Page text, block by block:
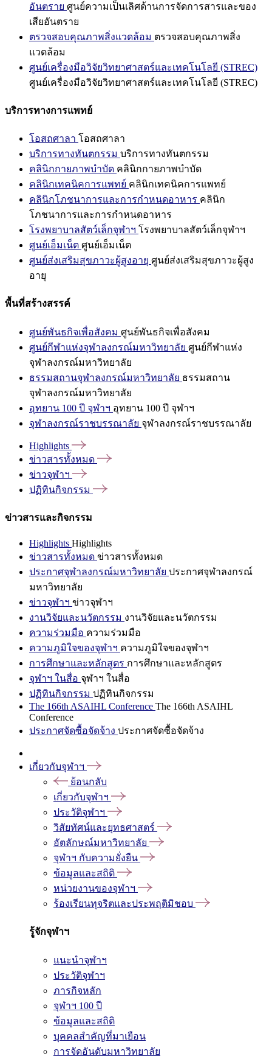
อันตราย ศูนย์ความเป็นเลิศด้านการจัดการสารและของ
เสียอันตราย
ตรวจสอบคุณภาพสิ่งแวดล้อม ตรวจสอบคุณภาพสิ่ง
แวดล้อม
ศูนย์เครื่องมือวิจัยวิทยาศาสตร์และเทคโนโลยี (STREC)
ศูนย์เครื่องมือวิจัยวิทยาศาสตร์และเทคโนโลยี (STREC)
บริการทางการแพทย์
โอสถศาลา โอสถศาลา
บริการทางทันตกรรม บริการทางทันตกรรม
คลินิกกายภาพบำบัด คลินิกกายภาพบำบัด
คลินิกเทคนิคการแพทย์ คลินิกเทคนิคการแพทย์
คลินิกโภชนาการและการกำหนดอาหาร คลินิก
โภชนาการและการกำหนดอาหาร
โรงพยาบาลสัตว์เล็กจุฬาฯ โรงพยาบาลสัตว์เล็กจุฬาฯ
ศูนย์เอ็มเน็ต ศูนย์เอ็มเน็ต
ศูนย์ส่งเสริมสุขภาวะผู้สูงอายุ ศูนย์ส่งเสริมสุขภาวะผู้สูง
อายุ
พื้นที่สร้างสรรค์
ศูนย์พันธกิจเพื่อสังคม ศูนย์พันธกิจเพื่อสังคม
ศูนย์กีฬาแห่งจุฬาลงกรณ์มหาวิทยาลัย ศูนย์กีฬาแห่ง
จุฬาลงกรณ์มหาวิทยาลัย
ธรรมสถานจุฬาลงกรณ์มหาวิทยาลัย ธรรมสถาน
จุฬาลงกรณ์มหาวิทยาลัย
อุทยาน 100 ปี จุฬาฯ อุทยาน 100 ปี จุฬาฯ
จุฬาลงกรณ์ราชบรรณาลัย จุฬาลงกรณ์ราชบรรณาลัย
Highlights
ข่าวสารทั้งหมด
ข่าวจุฬาฯ
ปฏิทินกิจกรรม
ข่าวสารและกิจกรรม
Highlights Highlights
ข่าวสารทั้งหมด ข่าวสารทั้งหมด
ประกาศจุฬาลงกรณ์มหาวิทยาลัย ประกาศจุฬาลงกรณ์
มหาวิทยาลัย
ข่าวจุฬาฯ ข่าวจุฬาฯ
งานวิจัยและนวัตกรรม งานวิจัยและนวัตกรรม
ความร่วมมือ ความร่วมมือ
ความภูมิใจของจุฬาฯ ความภูมิใจของจุฬาฯ
การศึกษาและหลักสูตร การศึกษาและหลักสูตร
จุฬาฯ ในสื่อ จุฬาฯ ในสื่อ
ปฏิทินกิจกรรม ปฏิทินกิจกรรม
The 166th ASAIHL Conference The 166th ASAIHL
Conference
ประกาศจัดซื้อจัดจ้าง ประกาศจัดซื้อจัดจ้าง
เกี่ยวกับจุฬาฯ
ย้อนกลับ
เกี่ยวกับจุฬาฯ
ประวัติจุฬาฯ
วิสัยทัศน์และยุทธศาสตร์
อัตลักษณ์มหาวิทยาลัย
จุฬาฯ กับความยั่งยืน
ข้อมูลและสถิติ
หน่วยงานของจุฬาฯ
ร้องเรียนทุจริตและประพฤติมิชอบ
รู้จักจุฬาฯ
แนะนำจุฬาฯ
ประวัติจุฬาฯ
ภารกิจหลัก
จุฬาฯ 100 ปี
ข้อมูลและสถิติ
บุคคลสำคัญที่มาเยือน
การจัดอันดับมหาวิทยาลัย